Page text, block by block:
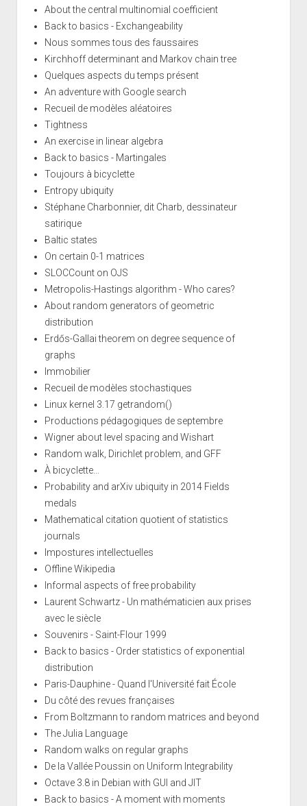
About the central multinomial coefficient
Back to basics - Exchangeability
Nous sommes tous des faussaires
Kirchhoff determinant and Markov chain tree
Quelques aspects du temps présent
An adventure with Google search
Recueil de modèles aléatoires
Tightness
An exercise in linear algebra
Back to basics - Martingales
Toujours à bicyclette
Entropy ubiquity
Stéphane Charbonnier, dit Charb, dessinateur
satirique
Baltic states
On certain 0-1 matrices
SLOCCount on OJS
Metropolis-Hastings algorithm - Who cares?
About random generators of geometric
distribution
Erdős-Gallai theorem on degree sequence of
graphs
Immobilier
Recueil de modèles stochastiques
Linux kernel 3.17 getrandom()
Productions pédagogiques de septembre
Wigner about level spacing and Wishart
Random walk, Dirichlet problem, and GFF
À bicyclette...
Probability and arXiv ubiquity in 2014 Fields
medals
Mathematical citation quotient of statistics
journals
Impostures intellectuelles
Offline Wikipedia
Informal aspects of free probability
Laurent Schwartz - Un mathématicien aux prises
avec le siècle
Souvenirs - Saint-Flour 1999
Back to basics - Order statistics of exponential
distribution
Paris-Dauphine - Quand l'Université fait École
Du côté des revues françaises
From Boltzmann to random matrices and beyond
The Julia Language
Random walks on regular graphs
De la Vallée Poussin on Uniform Integrability
Octave 3.8 in Debian with GUI and JIT
Back to basics - A moment with moments